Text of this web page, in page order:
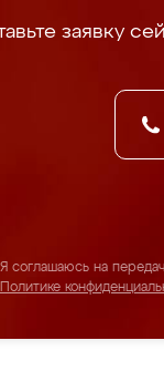
заявку
Я соглашаюсь на
Политике